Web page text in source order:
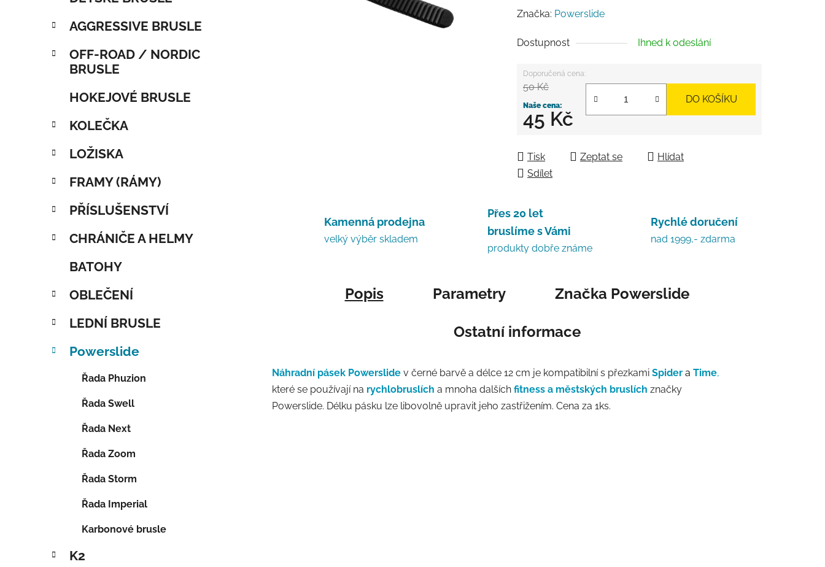
AGGRESSIVE BRUSLE
OFF-ROAD / NORDIC
BRUSLE
HOKEJOVÉ BRUSLE
KOLEČKA
LOŽISKA
FRAMY (RÁMY)
PŘÍSLUŠENSTVÍ
CHRÁNIČE A HELMY
BATOHY
OBLEČENÍ
LEDNÍ BRUSLE
Powerslide
Řada Phuzion
Řada Swell
Řada Next
Řada Zoom
Řada Storm
Řada Imperial
Karbonové brusle
K2
Značka: Powerslide
Dostupnost Ihned k odeslání
50 Kč
45 Kč
DO KOŠÍKU
Tisk Zeptat se
Hlídat
Sdílet
Kamenná prodejna
velký výběr skladem
Přes 20 let
bruslíme s Vámi
produkty dobře známe
Rychlé doručení
nad 1999,- zdarma
Popis Parametry Značka Powerslide
Ostatní informace
Náhradní pásek Powerslide v černé barvě a délce 12 cm je kompatibilní s přezkami Spider a Time,
které se používají na rychlobruslích a mnoha dalších fitness a městských bruslích značky
Powerslide. Délku pásku lze libovolně upravit jeho zastřižením. Cena za 1ks.